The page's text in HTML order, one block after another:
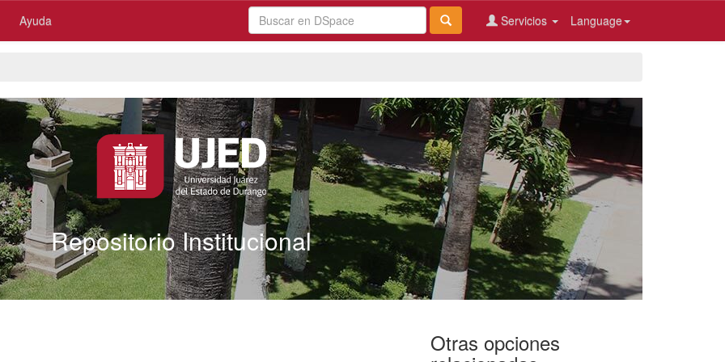
Ayuda Language
Servicios
Repositorio Institucional
Otras opciones